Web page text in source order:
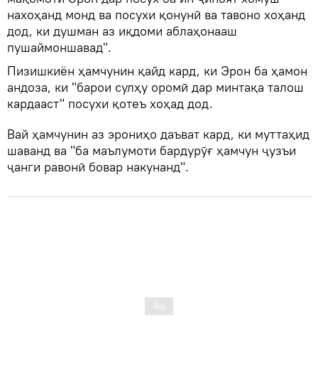
нахоҳанд монд ва посухи қонунӣ ва тавоно хоҳанд
дод, ки душман аз иқдоми аблаҳонааш
пушаймоншавад".
Пизишкиён ҳамчунин қайд кард, ки Эрон ба ҳамон
андоза, ки "барои сулҳу оромӣ дар минтақа талош
кардааст" посухи қотеъ хоҳад дод.
Вай ҳамчунин аз эрониҳо даъват кард, ки муттаҳид
шаванд ва "ба маълумоти бардурӯғ ҳамчун ҷузъи
ҷанги равонӣ бовар накунанд".